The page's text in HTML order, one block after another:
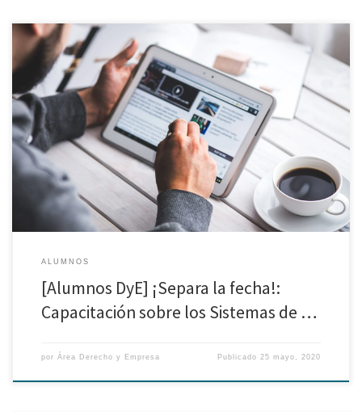
Pensando en la actualización académica de los alumnos de las maestrías
hemos organizado la capacitación sobre: “Introducción a los servicios y
búsquedas de información en los recursos del Sistema de Bibliotecas”. A
continuación los detalles: Si eres alumno de la Maestría en Derecho de la
Empresa: Fecha: Miércoles 3 junio […]
ALUMNOS
[Alumnos DyE] ¡Separa la fecha!:
Capacitación sobre los Sistemas de …
por Área Derecho y Empresa Publicado25 mayo, 2020